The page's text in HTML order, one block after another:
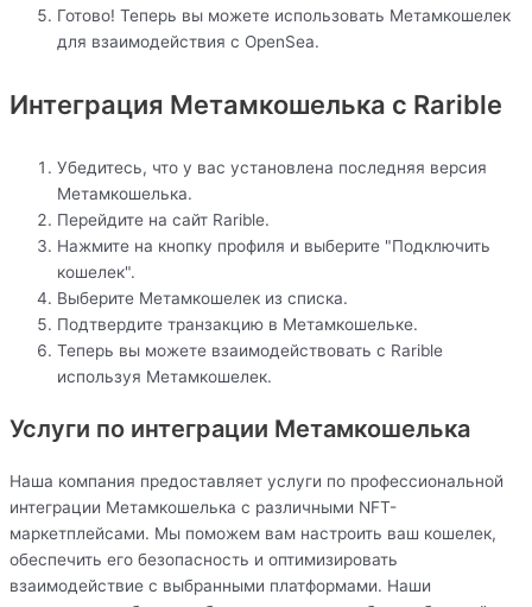
Готово! Теперь вы можете использовать Метамкошелек
для взаимодействия с OpenSea.
Интеграция Метамкошелька с Rarible
Убедитесь, что у вас установлена последняя версия
Метамкошелька.
Перейдите на сайт Rarible.
Нажмите на кнопку профиля и выберите "Подключить
кошелек".
Выберите Метамкошелек из списка.
Подтвердите транзакцию в Метамкошельке.
Теперь вы можете взаимодействовать с Rarible
используя Метамкошелек.
Услуги по интеграции Метамкошелька
Наша компания предоставляет услуги по профессиональной
интеграции Метамкошелька с различными NFT-
маркетплейсами. Мы поможем вам настроить ваш кошелек,
обеспечить его безопасность и оптимизировать
взаимодействие с выбранными платформами. Наши